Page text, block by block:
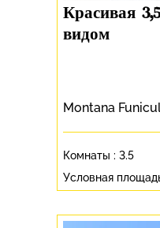
Красивая
видом
Montana
Комнаты : 3.5
Условная